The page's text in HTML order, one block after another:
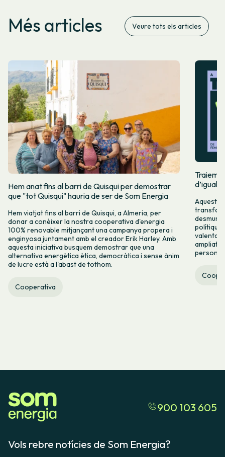
Més articles Veure tots els articles
Hem anat fins al barri de Quisqui per demostrar
que "tot Quisqui" hauria de ser de Som Energia
Hem viatjat fins al barri de Quisqui, a Almeria, per
donar a conèixer la nostra cooperativa d'energia
100% renovable mitjançant una campanya propera i
enginyosa juntament amb el creador Erik Harley. Amb
aquesta iniciativa busquem demostrar que una
alternativa energètica ètica, democràtica i sense ànim
de lucre està a l'abast de tothom.
Cooperativa
Traiem
Aquest
valenta
900 103 605
Vols rebre notícies de Som Energia?